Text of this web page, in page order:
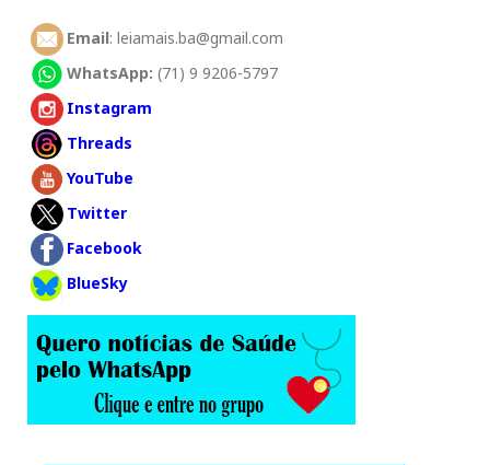
Email: leiamais.ba@gmail.com
WhatsApp: (71) 9 9206-5797
Instagram
Threads
YouTube
Twitter
Facebook
BlueSky